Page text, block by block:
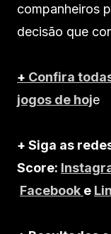
companheiros
decisão que
+ Confira
jogos de hoje
+ Siga as
Score:
Facebook e